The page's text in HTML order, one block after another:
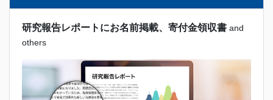
研究報告レポートにお名前掲載、寄付金領収書 and
others